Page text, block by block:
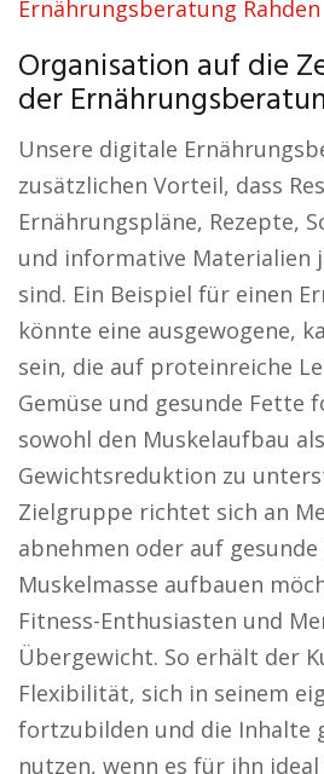
Ernährungsberatung Rahden
Organisation auf die
der
Unsere digitale
zusätzlichen Vorteil, dass
Ernährungspläne, Rezepte,
und informative Materialien
sind. Ein Beispiel für einen
könnte eine ausgewogene,
sein, die auf proteinreiche
Gemüse und gesunde Fette
sowohl den Muskelaufbau
Gewichtsreduktion zu
Zielgruppe richtet sich an
abnehmen oder auf gesunde
Muskelmasse aufbauen
Fitness-Enthusiasten und
Übergewicht. So erhält der
Flexibilität, sich in seinem
fortzubilden und die Inhalte
nutzen, wenn es für ihn